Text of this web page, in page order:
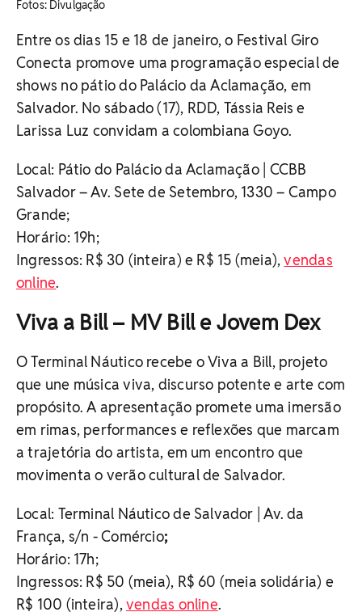
Fotos: Divulgação
Entre os dias 15 e 18 de janeiro, o Festival Giro
Conecta promove uma programação especial de
shows no pátio do Palácio da Aclamação, em
Salvador. No sábado (17), RDD, Tássia Reis e
Larissa Luz convidam a colombiana Goyo.
Local: Pátio do Palácio da Aclamação | CCBB
Salvador – Av. Sete de Setembro, 1330 – Campo
Grande;
Horário: 19h;
Ingressos: R$ 30 (inteira) e R$ 15 (meia),vendas
online.
Viva a Bill – MV Bill e Jovem Dex
O Terminal Náutico recebe o Viva a Bill, projeto
que une música viva, discurso potente e arte com
propósito. A apresentação promete uma imersão
em rimas, performances e reflexões que marcam
a trajetória do artista, em um encontro que
movimenta o verão cultural de Salvador.
Local: Terminal Náutico de Salvador | Av. da
França, s/n - Comércio;
Horário: 17h;
Ingressos: R$ 50 (meia), R$ 60 (meia solidária) e
R$ 100 (inteira),vendas online.